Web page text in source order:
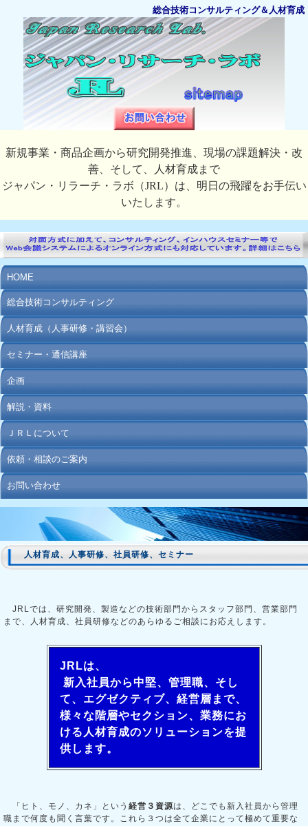
総合技術コンサルティング＆人材育成
新規事業・商品企画から研究開発推進、現場の課題解決・改
善、そして、人材育成まで
ジャパン・リラーチ・ラボ（JRL）は、明日の飛躍をお手伝い
いたします。
HOME
総合技術コンサルティング
人材育成（人事研修・講習会）
セミナー・通信講座
企画
解説・資料
ＪＲＬについて
依頼・相談のご案内
お問い合わせ
人材育成、人事研修、社員研修、セミナー
JRLでは、研究開発、製造などの技術部門からスタッフ部門、営業部門
まで、人材育成、社員研修などのあらゆるご相談にお応えします。
JRLは、
新入社員から中堅、管理職、そし
て、エグゼクティブ、経営層まで、
様々な階層やセクション、業務にお
ける人材育成のソリューションを提
供します。
「ヒト、モノ、カネ」という 経営３資源は、どこでも新入社員から管理
職まで何度も聞く言葉です。これら３つは全て企業にとって極めて重要な